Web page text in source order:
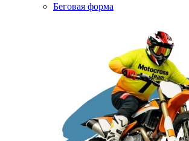
Беговая форма